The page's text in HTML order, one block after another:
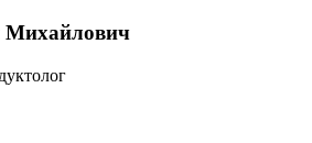
Михайлович